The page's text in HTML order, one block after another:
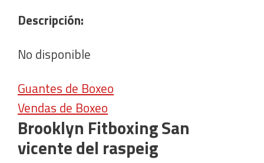
Descripción:
No disponible
Guantes de Boxeo
Vendas de Boxeo
Brooklyn Fitboxing San
vicente del raspeig